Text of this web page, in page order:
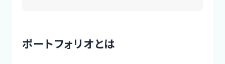
ポートフォリオとは